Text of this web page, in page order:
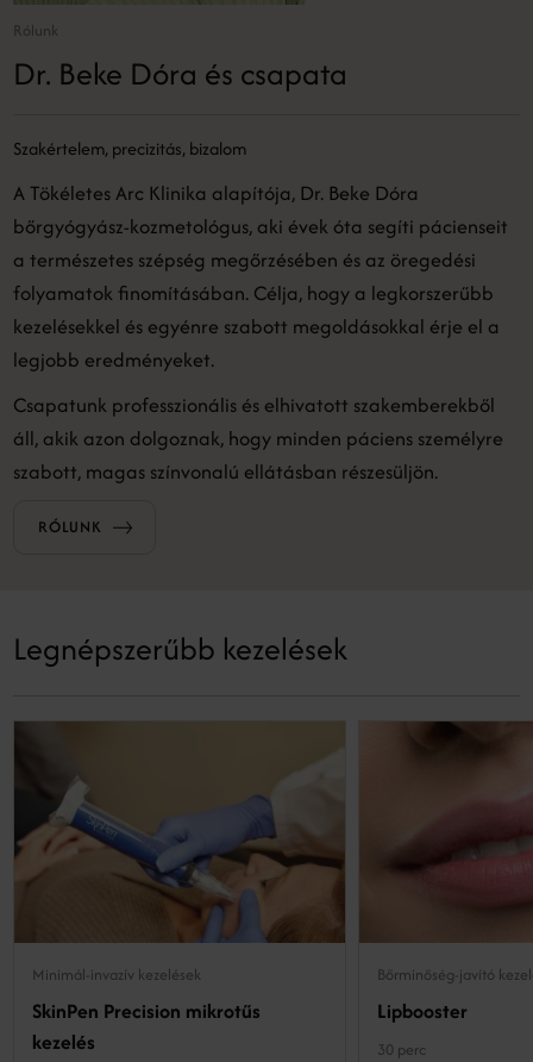
Rólunk
Dr. Beke Dóra és csapata
Szakértelem, precizitás, bizalom
A Tökéletes Arc Klinika alapítója, Dr. Beke Dóra
bőrgyógyász-kozmetológus, aki évek óta segíti pácienseit
a természetes szépség megőrzésében és az öregedési
folyamatok finomításában. Célja, hogy a legkorszerűbb
kezelésekkel és egyénre szabott megoldásokkal érje el a
legjobb eredményeket.
Csapatunk professzionális és elhivatott szakemberekből
áll, akik azon dolgoznak, hogy minden páciens személyre
szabott, magas színvonalú ellátásban részesüljön.
RÓLUNK
Legnépszerűbb kezelések
Minimál-invazív kezelések
SkinPen Precision mikrotűs
kezelés
Bőrminőség-javító
Lipbooster
30 perc